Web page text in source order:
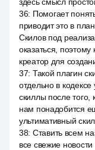
36: Помогает
приводит это в
Скилов под
оказаться,
креатор для
37: Такой плагин
отдельно в
скиллы после того,
нам понадобится
ультимативный
38: Ставить всем
все свежие